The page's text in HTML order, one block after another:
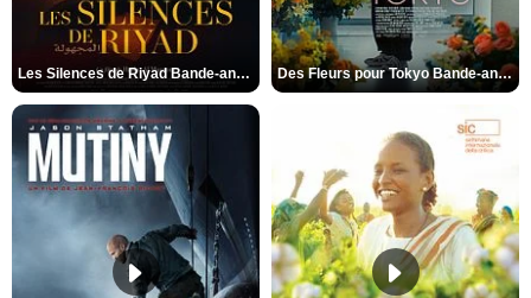
Les Silences de Riyad Bande-annonce VO STFR Des Fleurs pour Tokyo Bande-annonce VO STFR